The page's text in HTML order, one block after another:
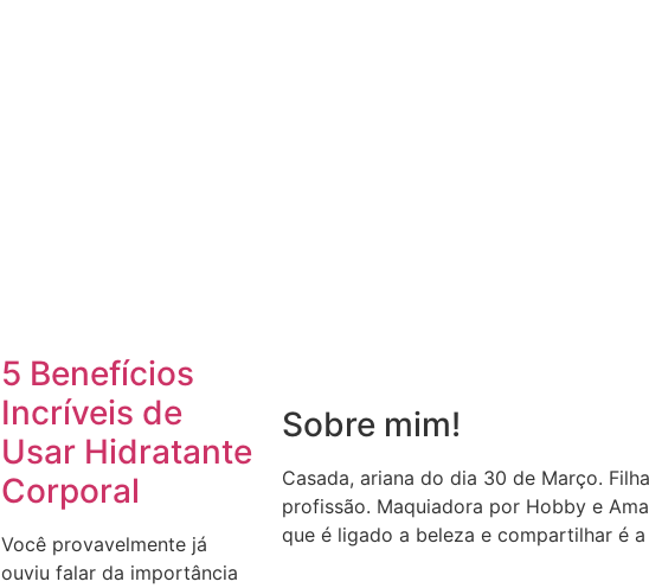
5 Benefícios
Incríveis de
Usar Hidratante
Corporal
Você provavelmente já
ouviu falar da importância
Sobre mim!
Casada, ariana do dia 30 de Março.
profissão. Maquiadora por Hobby e
que é ligado a beleza e compartilhar é